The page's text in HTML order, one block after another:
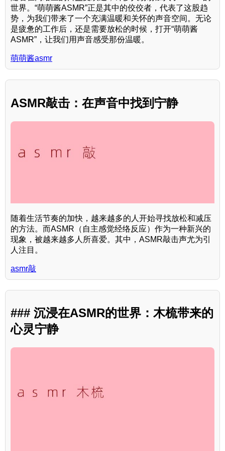
世界。“萌萌酱ASMR”正是其中的佼佼者，代表了这股趋
势，为我们带来了一个充满温暖和关怀的声音空间。无论
是疲惫的工作后，还是需要放松的时候，打开“萌萌酱
ASMR”，让我们用声音感受那份温暖。
萌萌酱asmr
ASMR敲击：在声音中找到宁静
随着生活节奏的加快，越来越多的人开始寻找放松和减压
的方法。而ASMR（自主感觉经络反应）作为一种新兴的
现象，被越来越多人所喜爱。其中，ASMR敲击声尤为引
人注目。
asmr敲
### 沉浸在ASMR的世界：木梳带来的
心灵宁静